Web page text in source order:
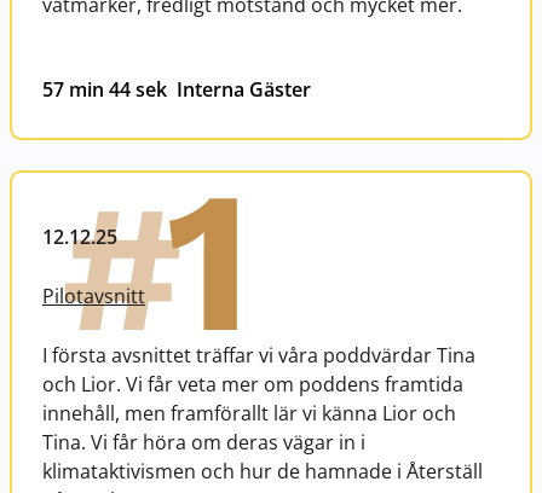
57 min 44 sek Interna Gäster
12.12.25
Pilotavsnitt
I första avsnittet träffar vi våra poddvärdar Tina
och Lior. Vi får veta mer om poddens framtida
innehåll, men framförallt lär vi känna Lior och
Tina. Vi får höra om deras vägar in i
klimataktivismen och hur de hamnade i Återställ
#1